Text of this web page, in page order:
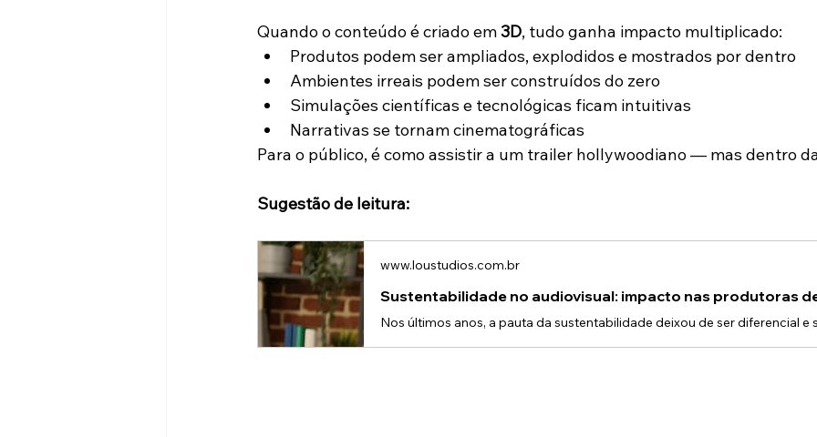
Quando o conteúdo é criado em 3D, tudo ganha impacto multiplicado:
Produtos podem ser ampliados, explodidos e mostrados por dentro
Ambientes irreais podem ser construídos do zero
Simulações científicas e tecnológicas ficam intuitivas
Narrativas se tornam cinematográficas
Para o público, é como assistir a um trailer hollywoodiano — mas dentro
Sugestão de leitura:
www.loustudios.com.br
Sustentabilidade no audiovisual: impacto nas produtoras